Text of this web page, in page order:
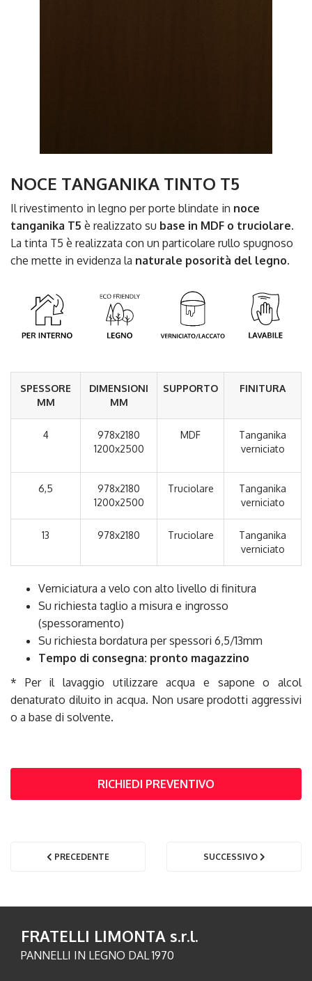
NOCE TANGANIKA TINTO T5
Il rivestimento in legno per porte blindate in noce
tanganika T5 è realizzato su base in MDF o truciolare.
La tinta T5 è realizzata con un particolare rullo spugnoso
che mette in evidenza la naturale posorità del legno.
SPESSORE
MM
DIMENSIONI
MM
SUPPORTO FINITURA
4
978x2180
1200x2500
MDF
Tanganika
verniciato
6,5
978x2180
1200x2500
Truciolare
Tanganika
verniciato
13 978x2180 Truciolare
Tanganika
verniciato
Verniciatura a velo con alto livello di finitura
Su richiesta taglio a misura e ingrosso
(spessoramento)
Su richiesta bordatura per spessori 6,5/13mm
Tempo di consegna: pronto magazzino
* Per il lavaggio utilizzare acqua e sapone o alcol
denaturato diluito in acqua. Non usare prodotti aggressivi
o a base di solvente.
RICHIEDI PREVENTIVO
PRECEDENTE SUCCESSIVO
FRATELLI LIMONTA s.r.l.
PANNELLI IN LEGNO DAL 1970